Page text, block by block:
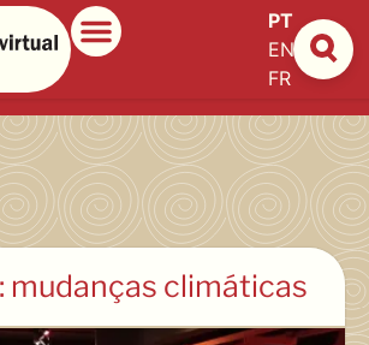
PT
EN
ES
FR
mudanças climáticas